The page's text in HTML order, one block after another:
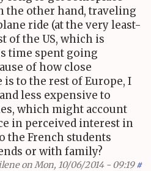
the other hand, traveling
ride (at the very least-
of the US, which is
time spent going
of how close
to the rest of Europe, I
less expensive to
which might account
in perceived interest in
the French students
or with family?
on Mon, 10/06/2014 - 09:19 #